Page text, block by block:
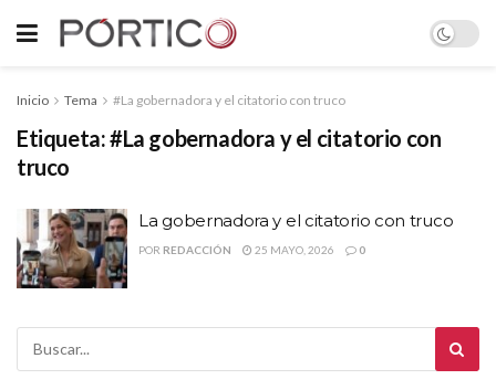
Inicio Tema #La gobernadora y el citatorio con truco
Etiqueta:#La gobernadora y el citatorio con
truco
La gobernadora y el citatorio con truco
POR REDACCIÓN 25 MAYO, 2026 0